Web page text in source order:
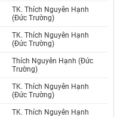
TK. Thích Nguyên Hạnh
(Đức Trường)
TK. Thích Nguyên Hạnh
(Đức Trường)
Thích Nguyên Hạnh (Đức
Trường)
TK. Thích Nguyên Hạnh
(Đức Trường)
TK. Thích Nguyên Hạnh